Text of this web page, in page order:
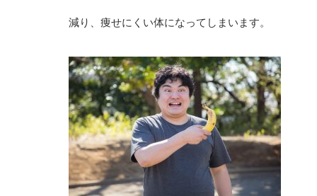
減り、痩せにくい体になってしまいます。